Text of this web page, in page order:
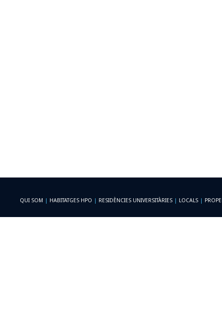
QUI SOM | HABITATGES HPO | RESIDÈNCIES UNIVERSITÀRIES | LOCALS |